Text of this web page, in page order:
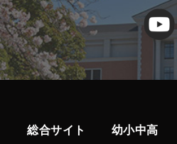
総合サイト 幼小中高